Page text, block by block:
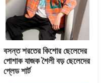
বসন্ত শরতের কিশোর ছেলেদের
পোশাক যাজক শৈলী বড় ছেলেদের
প্লেড শার্ট